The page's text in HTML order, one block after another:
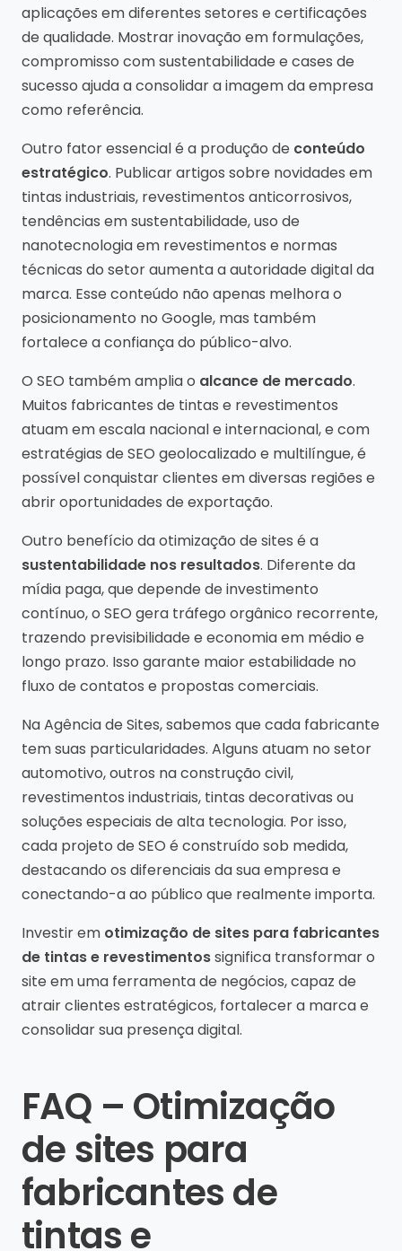
aplicações em diferentes setores e certificações
de qualidade. Mostrar inovação em formulações,
compromisso com sustentabilidade e cases de
sucesso ajuda a consolidar a imagem da empresa
como referência.
Outro fator essencial é a produção de conteúdo
estratégico. Publicar artigos sobre novidades em
tintas industriais, revestimentos anticorrosivos,
tendências em sustentabilidade, uso de
nanotecnologia em revestimentos e normas
técnicas do setor aumenta a autoridade digital da
marca. Esse conteúdo não apenas melhora o
posicionamento no Google, mas também
fortalece a confiança do público-alvo.
O SEO também amplia o alcance de mercado.
Muitos fabricantes de tintas e revestimentos
atuam em escala nacional e internacional, e com
estratégias de SEO geolocalizado e multilíngue, é
possível conquistar clientes em diversas regiões e
abrir oportunidades de exportação.
Outro benefício da otimização de sites é a
sustentabilidade nos resultados. Diferente da
mídia paga, que depende de investimento
contínuo, o SEO gera tráfego orgânico recorrente,
trazendo previsibilidade e economia em médio e
longo prazo. Isso garante maior estabilidade no
fluxo de contatos e propostas comerciais.
Na Agência de Sites, sabemos que cada fabricante
tem suas particularidades. Alguns atuam no setor
automotivo, outros na construção civil,
revestimentos industriais, tintas decorativas ou
soluções especiais de alta tecnologia. Por isso,
cada projeto de SEO é construído sob medida,
destacando os diferenciais da sua empresa e
conectando-a ao público que realmente importa.
Investir em otimização de sites para fabricantes
de tintas e revestimentossignifica transformar o
site em uma ferramenta de negócios, capaz de
atrair clientes estratégicos, fortalecer a marca e
consolidar sua presença digital.
FAQ – Otimização
de sites para
fabricantes de
tintas e